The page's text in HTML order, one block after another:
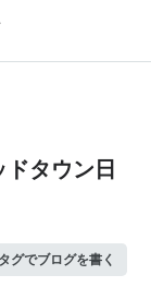
タウン日
グでブログを書く